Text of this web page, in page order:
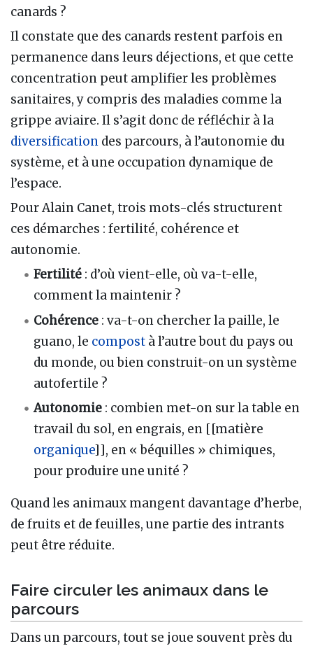
canards ?
Il constate que des canards restent parfois en
permanence dans leurs déjections, et que cette
concentration peut amplifier les problèmes
sanitaires, y compris des maladies comme la
grippe aviaire. Il s’agit donc de réfléchir à la
diversification des parcours, à l’autonomie du
système, et à une occupation dynamique de
l’espace.
Pour Alain Canet, trois mots-clés structurent
ces démarches : fertilité, cohérence et
autonomie.
Fertilité : d’où vient-elle, où va-t-elle,
comment la maintenir ?
Cohérence : va-t-on chercher la paille, le
guano, le compost à l’autre bout du pays ou
du monde, ou bien construit-on un système
autofertile ?
Autonomie : combien met-on sur la table en
travail du sol, en engrais, en [[matière
organique]], en « béquilles » chimiques,
pour produire une unité ?
Quand les animaux mangent davantage d’herbe,
de fruits et de feuilles, une partie des intrants
peut être réduite.
Faire circuler les animaux dans le
parcours
Dans un parcours, tout se joue souvent près du